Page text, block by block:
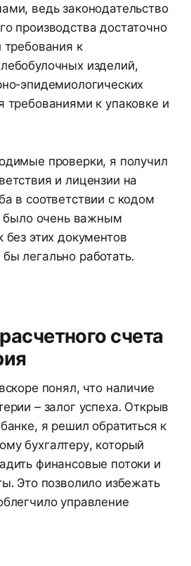
ведь законодательство
производства достаточно
к
изделий,
эпидемиологических
требованиями к упаковке и
проверки, я получил
и лицензии на
в соответствии с кодом
было очень важным
этих документов
легально работать.
счета
понял, что наличие
– залог успеха. Открыв
я решил обратиться к
бухгалтеру, который
финансовые потоки и
Это позволило избежать
управление